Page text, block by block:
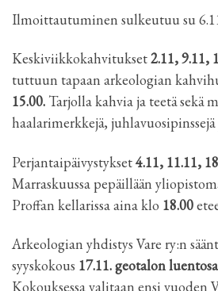
Ilmoittautuminen sulkeutuu su
Keskiviikkokahvitukset2.11, 9.11,
tuttuun tapaan arkeologian
15.00. Tarjolla kahvia ja teetä sekä
haalarimerkkejä,
Perjantaipäivystykset4.11, 11.11,
Marraskuussa pepäillään
Proffan kellarissa aina klo 18.00
Arkeologian yhdistys Vare ry:n
syyskokous 17.11. geotalon
Kokouksessa valitaan ensi vuoden